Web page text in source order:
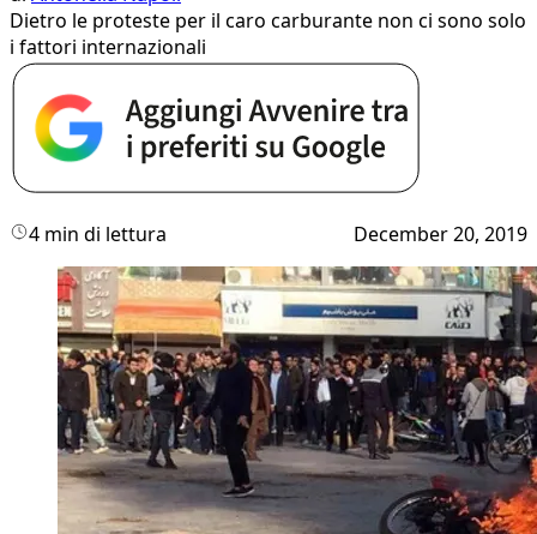
Dietro le proteste per il caro carburante non ci sono solo
i fattori internazionali
4 min di lettura December 20, 2019